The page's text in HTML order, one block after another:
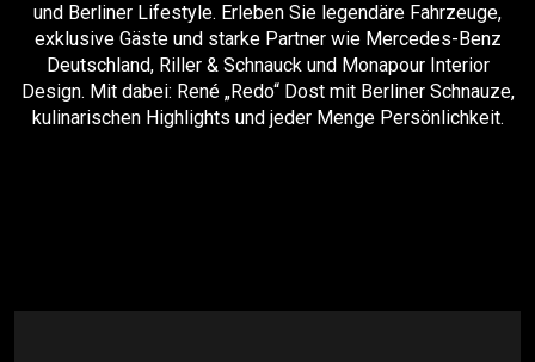
und Berliner Lifestyle. Erleben Sie legendäre Fahrzeuge,
exklusive Gäste und starke Partner wie Mercedes-Benz
Deutschland, Riller & Schnauck und Monapour Interior
Design. Mit dabei: René „Redo“ Dost mit Berliner Schnauze,
kulinarischen Highlights und jeder Menge Persönlichkeit.